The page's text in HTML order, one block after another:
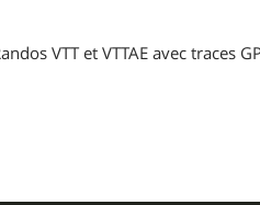
VTT et VTTAE avec traces